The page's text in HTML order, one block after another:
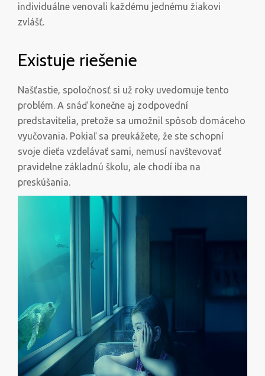
individuálne venovali každému jednému žiakovi
zvlášť.
Existuje riešenie
Našťastie, spoločnosť si už roky uvedomuje tento
problém. A snáď konečne aj zodpovední
predstavitelia, pretože sa umožnil spôsob domáceho
vyučovania. Pokiaľ sa preukážete, že ste schopní
svoje dieťa vzdelávať sami, nemusí navštevovať
pravidelne základnú školu, ale chodí iba na
preskúšania.